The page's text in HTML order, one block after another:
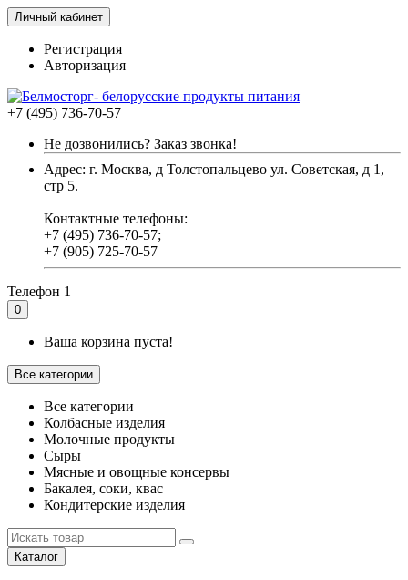
Личный кабинет
Регистрация
Авторизация
+7 (495) 736-70-57
Не дозвонились? Заказ звонка!
Адрес: г. Москва, д Толстопальцево ул. Советская, д 1,
стр 5.
Контактные телефоны:
+7 (495) 736-70-57;
+7 (905) 725-70-57
Телефон 1
0
Ваша корзина пуста!
Все категории
Все категории
Колбасные изделия
Молочные продукты
Сыры
Мясные и овощные консервы
Бакалея, соки, квас
Кондитерские изделия
Каталог